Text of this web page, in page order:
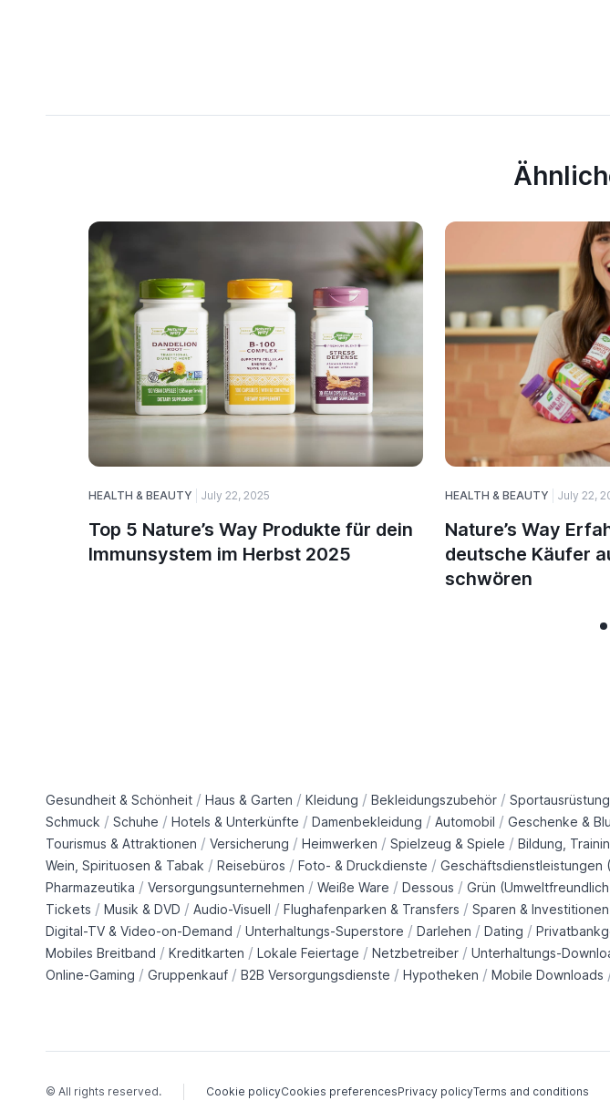
HEALTH & BEAUTY July 22, 2025
Top 5 Nature’s Way Produkte für dein
Immunsystem im Herbst 2025
HEALTH & BEAUTY July 22,
Nature’s Way
deutsche Käufer
schwören
Gesundheit & Schönheit / Haus & Garten / Kleidung / Bekleidungszubehör / Sportausrüstung
Schmuck / Schuhe / Hotels & Unterkünfte / Damenbekleidung / Automobil / Geschenke &
Tourismus & Attraktionen / Versicherung / Heimwerken / Spielzeug & Spiele / Bildung,
Wein, Spirituosen & Tabak / Reisebüros / Foto- & Druckdienste / Geschäftsdienstleistungen
Pharmazeutika / Versorgungsunternehmen / Weiße Ware / Dessous / Grün
Tickets / Musik & DVD / Audio-Visuell / Flughafenparken & Transfers / Sparen & Investitionen
Digital-TV & Video-on-Demand / Unterhaltungs-Superstore / Darlehen / Dating /
Mobiles Breitband / Kreditkarten / Lokale Feiertage / Netzbetreiber / Unterhaltungs-
Online-Gaming / Gruppenkauf / B2B Versorgungsdienste / Hypotheken / Mobile Downloads
Cookie policyCookies preferencesPrivacy policyTerms and conditions
© All rights reserved.